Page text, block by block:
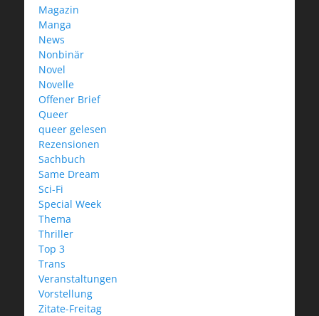
Magazin
Manga
News
Nonbinär
Novel
Novelle
Offener Brief
Queer
queer gelesen
Rezensionen
Sachbuch
Same Dream
Sci-Fi
Special Week
Thema
Thriller
Top 3
Trans
Veranstaltungen
Vorstellung
Zitate-Freitag